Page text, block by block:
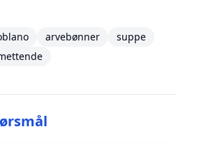
arvebønner
suppe